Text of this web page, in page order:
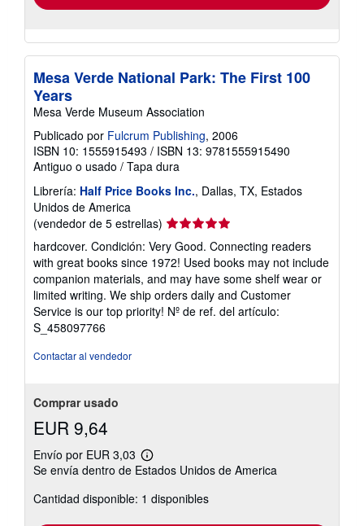
Mesa Verde National Park: The First 100
Years
Mesa Verde Museum Association
Publicado por Fulcrum Publishing, 2006
ISBN 10: 1555915493 / ISBN 13: 9781555915490
Antiguo o usado / Tapa dura
Librería: Half Price Books Inc., Dallas, TX, Estados
Unidos de America
(vendedor de 5 estrellas) Calificación
del
vendedor:
5
de
5
estrellas
hardcover. Condición: Very Good. Connecting readers
with great books since 1972! Used books may not include
companion materials, and may have some shelf wear or
limited writing. We ship orders daily and Customer
Service is our top priority! Nº de ref. del artículo:
S_458097766
Contactar al vendedor
Comprar usado
EUR 9,64
Envío por EUR 3,03
Más
información
las
tarifas
Se envía dentro de Estados Unidos de America
Cantidad disponible: 1 disponibles